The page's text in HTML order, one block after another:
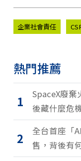
企業社會責任
熱門推薦
1
SpaceX廢
後藏什麼危
2
全台首座「
售，背後有